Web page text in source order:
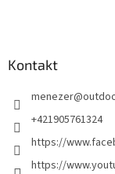
Kontakt
menezer@
+421905761324
https://
https://